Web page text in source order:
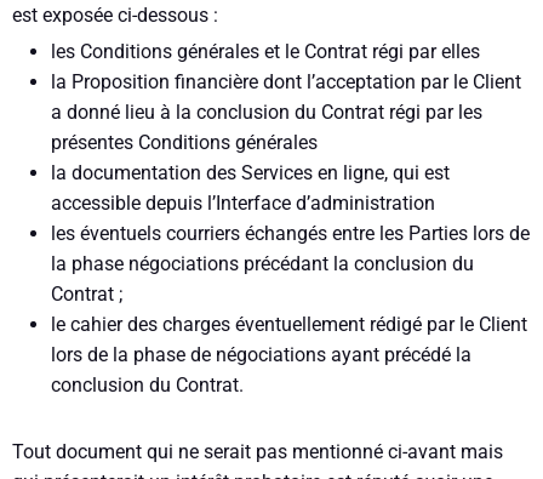
est exposée ci-dessous :
les Conditions générales et le Contrat régi par elles
la Proposition financière dont l’acceptation par le Client
a donné lieu à la conclusion du Contrat régi par les
présentes Conditions générales
la documentation des Services en ligne, qui est
accessible depuis l’Interface d’administration
les éventuels courriers échangés entre les Parties lors de
la phase négociations précédant la conclusion du
Contrat ;
le cahier des charges éventuellement rédigé par le Client
lors de la phase de négociations ayant précédé la
conclusion du Contrat.
Tout document qui ne serait pas mentionné ci-avant mais